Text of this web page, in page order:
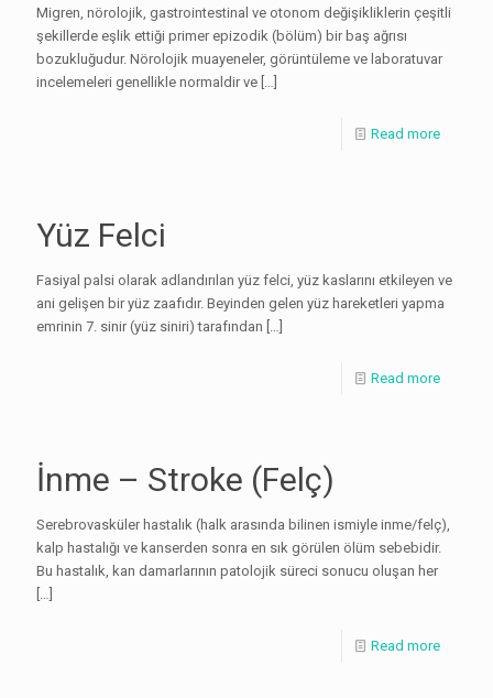
Migren, nörolojik, gastrointestinal ve otonom değişikliklerin çeşitli
şekillerde eşlik ettiği primer epizodik (bölüm) bir baş ağrısı
bozukluğudur. Nörolojik muayeneler, görüntüleme ve laboratuvar
incelemeleri genellikle normaldir ve […]
Read more
Yüz Felci
Fasiyal palsi olarak adlandırılan yüz felci, yüz kaslarını etkileyen ve
ani gelişen bir yüz zaafıdır. Beyinden gelen yüz hareketleri yapma
emrinin 7. sinir (yüz siniri) tarafından […]
Read more
İnme – Stroke (Felç)
Serebrovasküler hastalık (halk arasında bilinen ismiyle inme/felç),
kalp hastalığı ve kanserden sonra en sık görülen ölüm sebebidir.
Bu hastalık, kan damarlarının patolojik süreci sonucu oluşan her
[…]
Read more